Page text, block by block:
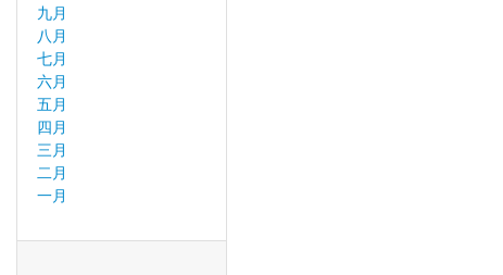
九月
八月
七月
六月
五月
四月
三月
二月
一月